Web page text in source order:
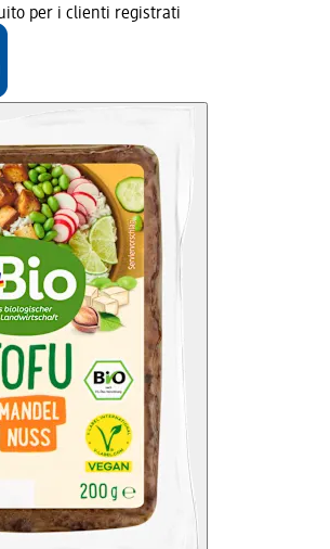
per i clienti registrati